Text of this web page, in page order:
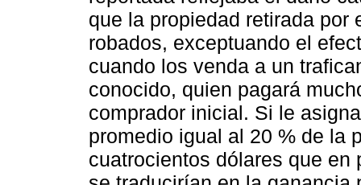
que la propiedad retirada por
robados, exceptuando el
cuando los venda a un
conocido, quien pagará
comprador inicial. Si le
promedio igual al 20 % de la
cuatrocientos dólares que en